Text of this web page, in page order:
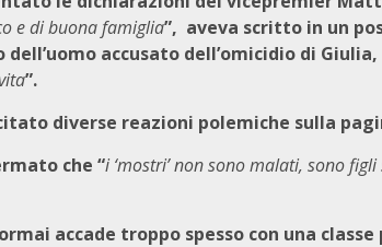
e di buona famiglia”, aveva scritto in un
accusato dell’omicidio di Giulia,
”.
diverse reazioni polemiche sulla
che “i ‘mostri’ non sono malati, sono
accade troppo spesso con una